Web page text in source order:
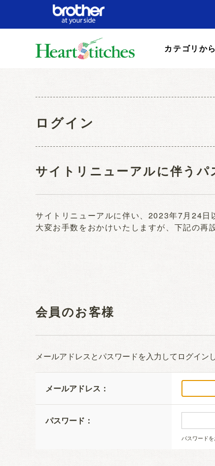
カテゴリか
ログイン
サイトリニューアルに伴う
サイトリニューアルに伴い、2023年7月24
大変お手数をおかけいたしますが、下記の
会員のお客様
メールアドレスとパスワードを入力してログイン
メールアドレス：
パスワード：
パスワード